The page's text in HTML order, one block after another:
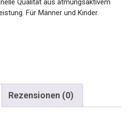
Für Männer und Kinder.
Rezensionen (0)